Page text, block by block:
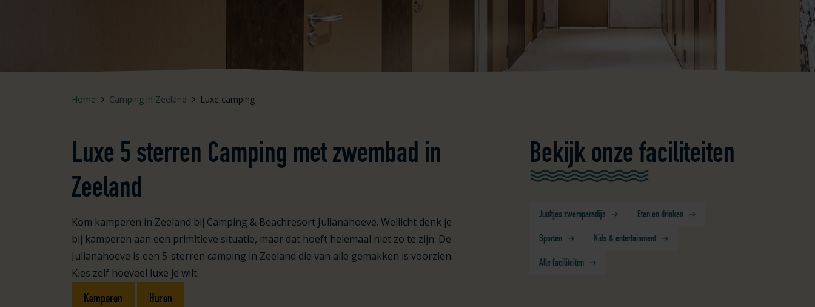
Home Camping in Zeeland Luxe camping
Luxe 5 sterren Camping met zwembad in
Zeeland
Kom kamperen in Zeeland bij Camping & Beachresort Julianahoeve. Wellicht denk je
bij kamperen aan een primitieve situatie, maar dat hoeft helemaal niet zo te zijn. De
Julianahoeve is een 5-sterren camping in Zeeland die van alle gemakken is voorzien.
Kies zelf hoeveel luxe je wilt.
Kamperen Huren
Bekijk onze faciliteiten
Juultjes zwemparadijs Eten en drinken
Sporten Kids & entertainment
Alle faciliteiten